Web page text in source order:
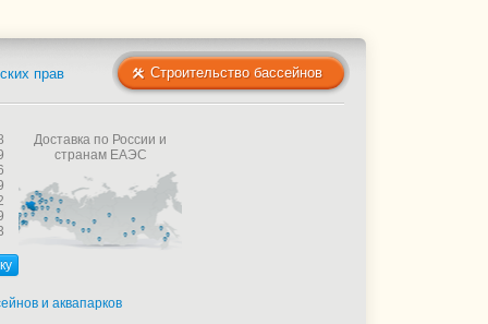
Строительство бассейнов
прав
Доставка по России и
странам ЕАЭС
и аквапарков